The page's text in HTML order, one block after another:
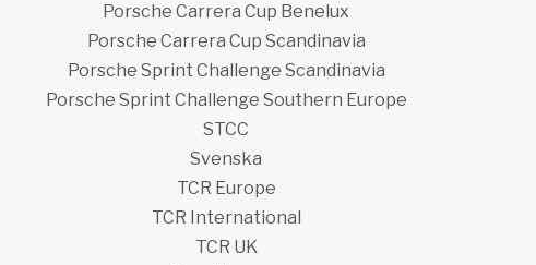
Porsche Carrera Cup Benelux
Porsche Carrera Cup Scandinavia
Porsche Sprint Challenge Scandinavia
Porsche Sprint Challenge Southern Europe
STCC
Svenska
TCR Europe
TCR International
TCR UK